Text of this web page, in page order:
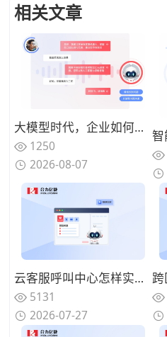
相关文章
大模型时代，企业如何打造“懂业务、能闭环”的智能语音客服？
1250
2026-08-07
云客服呼叫中心怎样实现夜间无人值守服务？智能语音机器人承接基础问询
5131
2026-07-27